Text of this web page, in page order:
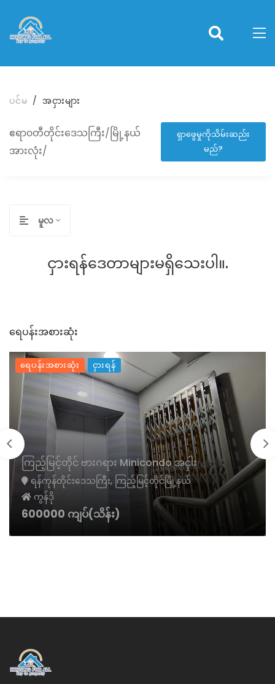
ပင်မ အငှားများ
ဧရာ၀တီတိုင်းဒေသကြီး/မြို့နယ်
အားလုံး/
ရှာဖွေမှုကိုသိမ်းဆည်း
မည်?
မူလ
ငှားရန်ဒေတာများမရှိသေးပါ။.
ရေပန်းအစားဆုံး
ရေပန်းအစားဆုံး ငှားရန်
ကြည့်မြင့်တိုင် ဗားဂရား Minicondo အငှါး
ရန်ကုန်တိုင်းဒေသကြီး, ကြည့်မြင့်တိုင်မြို့နယ်
ကွန်ဒို
600000 ကျပ်(သိန်း)